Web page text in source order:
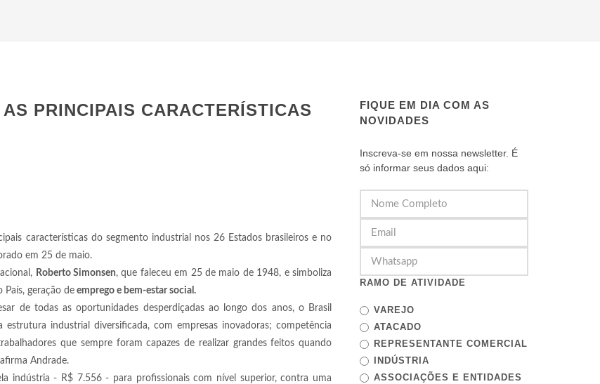
PRINCIPAIS CARACTERÍSTICAS
características do segmento industrial nos 26 Estados brasileiros e no
em 25 de maio.
Roberto Simonsen, que faleceu em 25 de maio de 1948, e simboliza
geração de emprego e bem-estar social.
de todas as oportunidades desperdiçadas ao longo dos anos, o Brasil
estrutura industrial diversificada, com empresas inovadoras; competência
que sempre foram capazes de realizar grandes feitos quando
Andrade.
indústria - R$ 7.556 - para profissionais com nível superior, contra uma
FIQUE EM DIA COM AS
NOVIDADES
Inscreva-se em nossa newsletter. É
só informar seus dados aqui:
RAMO DE ATIVIDADE
VAREJO
ATACADO
REPRESENTANTE COMERCIAL
INDÚSTRIA
ASSOCIAÇÕES E ENTIDADES